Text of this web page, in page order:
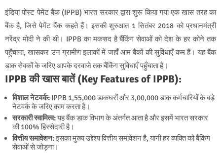
इंडिया पोस्ट पेमेंट बैंक (IPPB) भारत सरकार द्वारा शुरू किया गया एक खास तरह का
बैंक है, जिसे पेमेंट बैंक कहते हैं। इसकी शुरुआत 1 सितंबर 2018 को प्रधानमंत्री
नरेंद्र मोदी ने की थी। IPPB का मकसद है बैंकिंग सेवाओं को देश के हर कोने तक
पहुँचाना, खासकर उन ग्रामीण इलाकों में जहाँ आम बैंकों की सुविधाएँ कम हैं। यह बैंक
डाक सेवकों के जरिए आपके दरवाजे तक बैंकिंग सुविधाएँ पहुँचाता है।
IPPB की खास बातें (Key Features of IPPB):
विशाल नेटवर्क: IPPB 1,55,000 डाकघरों और 3,00,000 डाक कर्मचारियों के बड़े
नेटवर्क के जरिए काम करता है।
सरकारी स्वामित्व:यह बैंक डाक विभाग के अंतर्गत आता है और इसमें भारत सरकार
की 100% हिस्सेदारी है।
वित्तीय समावेशन:इसका मुख्य उद्देश्य वित्तीय समावेशन है, यानी हर व्यक्ति को बैंकिंग
सेवाओं से जोड़ना।